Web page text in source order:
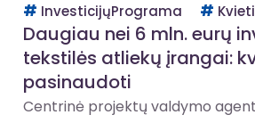
InvesticijųPrograma
Daugiau nei 6 mln. eurų
tekstilės atliekų įrangai:
pasinaudoti
Centrinė projektų valdymo